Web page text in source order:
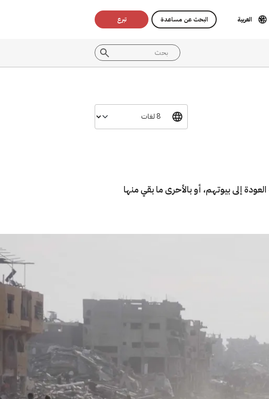
العربية البحث عن مساعدة تبرع
إلى بيوتهم، أو بالأحرى ما بقي منها